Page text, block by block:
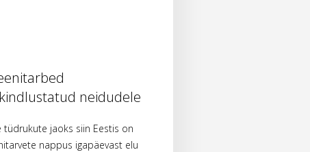
neidudele
tüdrukute jaoks siin Eestis on
nappus igapäevast elu